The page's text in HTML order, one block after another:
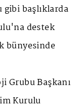
gibi başlıklarda
destek
bünyesinde
Grubu Başkanı
Kurulu